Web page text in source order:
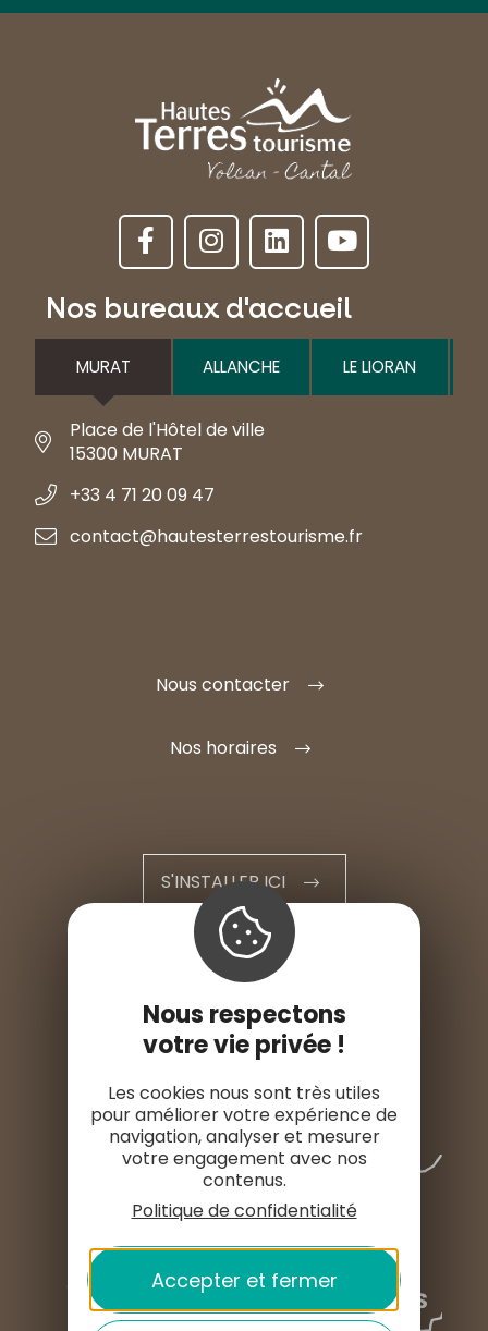
Nos bureaux d'accueil
MURAT ALLANCHE LE LIORAN
Place de l'Hôtel de ville
15300 MURAT
+33 4 71 20 09 47
contact@hautesterrestourisme.fr
Nous contacter
Nos horaires
S'INSTALLER ICI
ESPACE PRO
ESPACE PRESSE
Nous respectons
votre vie privée !
Les cookies nous sont très utiles
pour améliorer votre expérience de
navigation, analyser et mesurer
votre engagement avec nos
contenus.
Politique de confidentialité
Accepter et fermer